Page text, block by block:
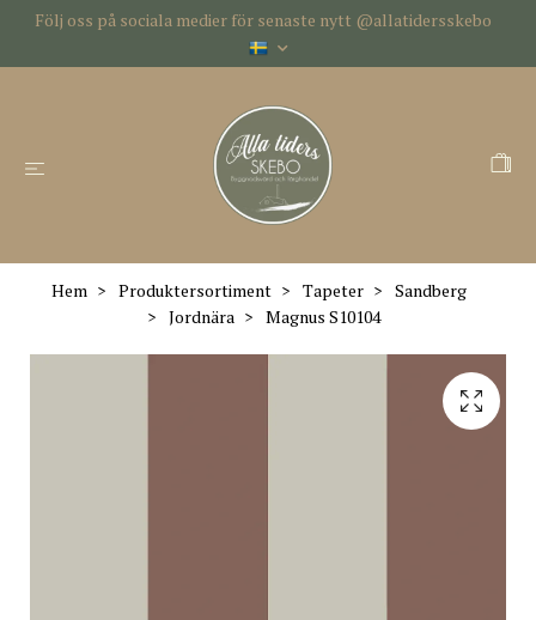
Följ oss på sociala medier för senaste nytt @allatidersskebo
Hem Produktersortiment Tapeter
Sandberg
Jordnära
Magnus S10104